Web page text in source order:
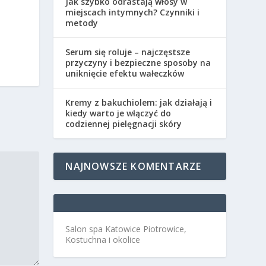
miejscach intymnych? Czynniki i
metody
Serum się roluje – najczęstsze
przyczyny i bezpieczne sposoby na
uniknięcie efektu wałeczków
Kremy z bakuchiolem: jak działają i
kiedy warto je włączyć do
codziennej pielęgnacji skóry
NAJNOWSZE KOMENTARZE
Salon spa Katowice Piotrowice,
Kostuchna i okolice